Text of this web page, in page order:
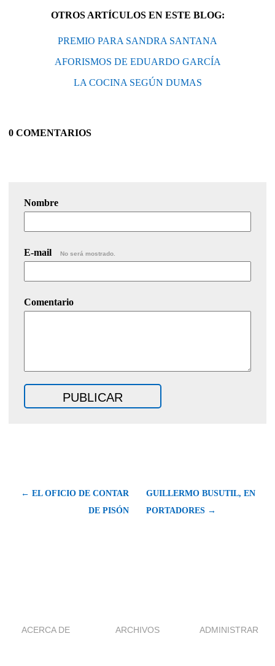
OTROS ARTÍCULOS EN ESTE BLOG:
PREMIO PARA SANDRA SANTANA
AFORISMOS DE EDUARDO GARCÍA
LA COCINA SEGÚN DUMAS
0 COMENTARIOS
Nombre
E-mail No será mostrado.
Comentario
← EL OFICIO DE CONTAR
DE PISÓN
GUILLERMO BUSUTIL, EN
PORTADORES →
ACERCA DE ARCHIVOS ADMINISTRAR